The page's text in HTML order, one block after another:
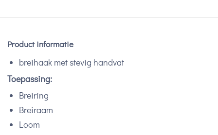
Product informatie
breihaak met stevig handvat
Toepassing:
Breiring
Breiraam
Loom